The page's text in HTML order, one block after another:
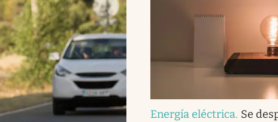
Energía eléctrica. Se